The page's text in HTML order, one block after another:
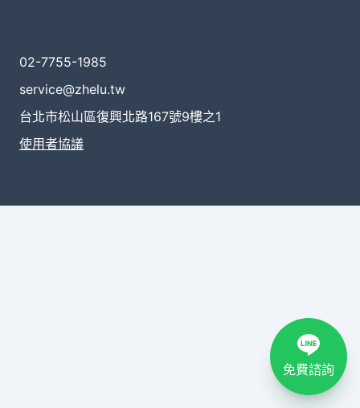
02-7755-1985
service@zhelu.tw
台北市松山區復興北路167號9樓之1
使用者協議
免費諮詢